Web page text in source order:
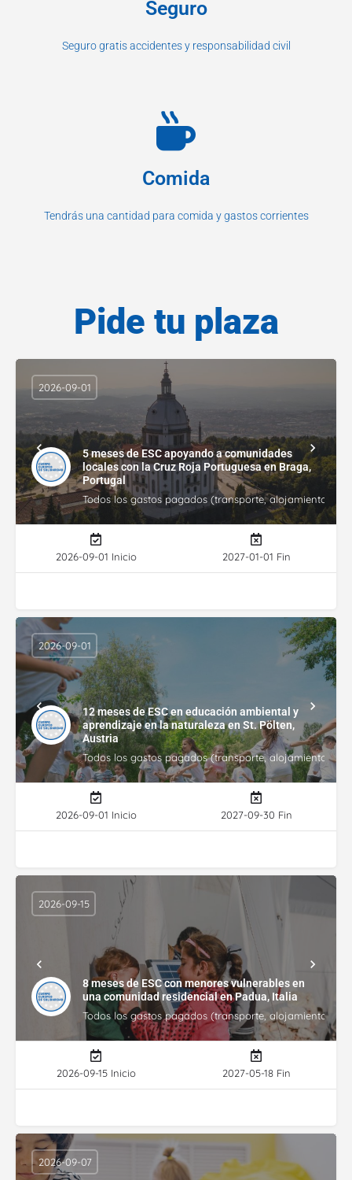
Seguro
Seguro gratis accidentes y responsabilidad civil
Comida
Tendrás una cantidad para comida y gastos corrientes
Pide tu plaza
5 meses de ESC apoyando a comunidades
locales con la Cruz Roja Portuguesa en Braga,
Portugal
Todos los gastos pagados (transporte, alojamiento,
2026-09-01
2026-09-01 Inicio 2027-01-01 Fin
12 meses de ESC en educación ambiental y
aprendizaje en la naturaleza en St. Pölten,
Austria
Todos los gastos pagados (transporte, alojamiento,
2026-09-01
2026-09-01 Inicio 2027-09-30 Fin
8 meses de ESC con menores vulnerables en
una comunidad residencial en Padua, Italia
Todos los gastos pagados (transporte, alojamiento,
2026-09-15
2026-09-15 Inicio 2027-05-18 Fin
2026-09-07